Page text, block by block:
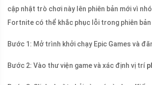
cập nhật trò chơi này lên phiên bản mới vì
Fortnite có thể khắc phục lỗi trong phiên bản
Bước 1: Mở trình khởi chạy Epic Games và
Bước 2: Vào thư viện game và xác định vị trí